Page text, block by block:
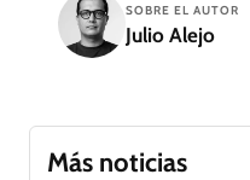
SOBRE EL AUTOR
Julio Alejo
Más noticias